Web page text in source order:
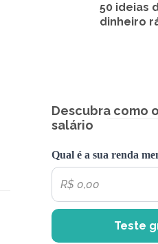
50 ideias
dinheiro
Descubra como
salário
Qual é a sua renda
Teste